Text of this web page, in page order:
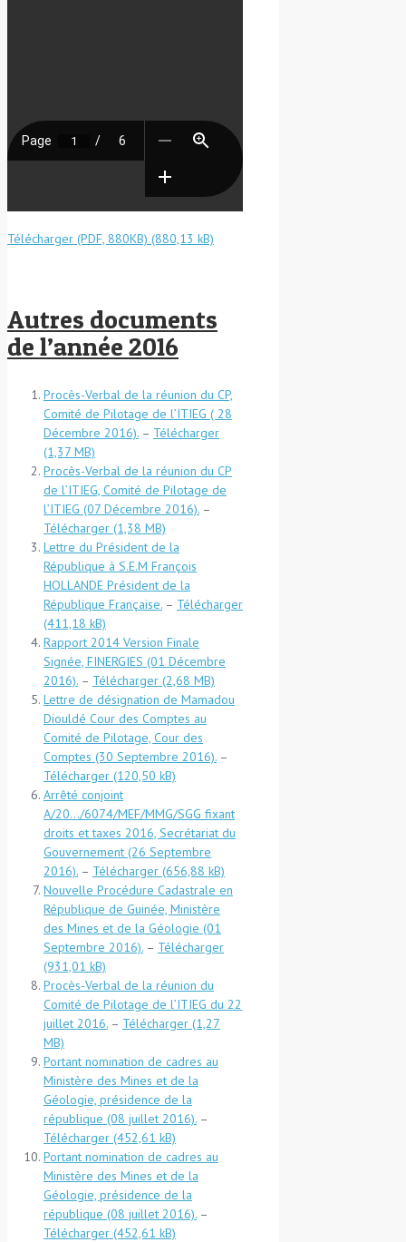
Télécharger (PDF, 880KB)
Autres documents
de l’année 2016
Procès-Verbal de la réunion du CP,
Comité de Pilotage de l’ITIEG ( 28
Décembre 2016). – Télécharger
Procès-Verbal de la réunion du CP
de l’ITIEG, Comité de Pilotage de
l’ITIEG (07 Décembre 2016). –
Télécharger
Lettre du Président de la
République à S.E.M François
HOLLANDE Président de la
République Française. – Télécharger
Rapport 2014 Version Finale
Signée, FINERGIES (01 Décembre
2016). – Télécharger
Lettre de désignation de Mamadou
Diouldé Cour des Comptes au
Comité de Pilotage, Cour des
Comptes (30 Septembre 2016). –
Télécharger
Arrêté conjoint
A/20…/6074/MEF/MMG/SGG fixant
droits et taxes 2016, Secrétariat du
Gouvernement (26 Septembre
2016). – Télécharger
Nouvelle Procédure Cadastrale en
République de Guinée, Ministère
des Mines et de la Géologie (01
Septembre 2016). – Télécharger
Procès-Verbal de la réunion du
Comité de Pilotage de l’ITIEG du 22
juillet 2016. – Télécharger
Portant nomination de cadres au
Ministère des Mines et de la
Géologie, présidence de la
république (08 juillet 2016). –
Télécharger
Portant nomination de cadres au
Ministère des Mines et de la
Géologie, présidence de la
république (08 juillet 2016). –
Télécharger